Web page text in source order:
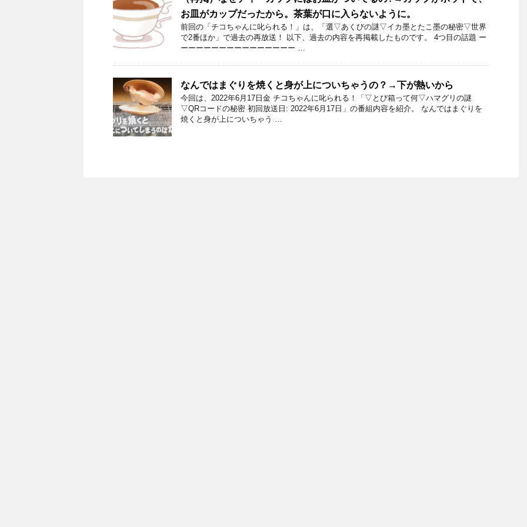
お皿がカップだったから。茶葉が口に入らないように。
前回の「チコちゃんに叱られる！」​は、「選▽あくびの謎▽イカ墨とたこ墨の秘密▽世界
で2番ほか」で過去の再放送！ 以下、過去の内容を再掲載したものです。 4つ目の話題 ー
ーーーーーーーーーーーーーーー …
なんではまぐりを焼くと身が上についちゃうの？→下が熱いから
今回は、2022年6月17日金 チコちゃんに叱られる！「▽とび箱って何▽ハマグリの謎
▽QRコードの秘密 初回放送日: 2022年6月17日」の番組内容を紹介。 なんではまぐりを
焼くと身が上についちゃう …